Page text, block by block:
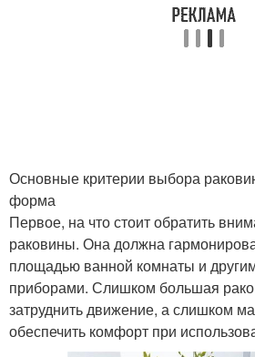
Основные критерии выбора
форма
Первое, на что стоит обратить
раковины. Она должна
площадью ванной комнаты и
приборами. Слишком большая
затруднить движение, а слишком
обеспечить комфорт при